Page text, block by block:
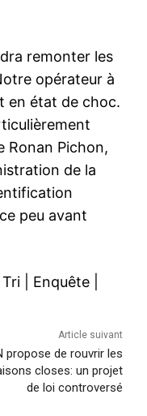
remonter les
opérateur à
en état de choc.
Ronan Pichon,
de la
peu avant
Enquête
Article suivant
propose de rouvrir les
closes: un projet
de loi controversé